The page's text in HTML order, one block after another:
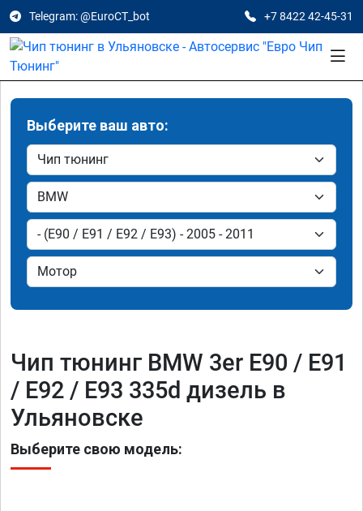
Telegram: @EuroCT_bot +7 8422 42-45-31
Выберите ваш авто:
Чип тюнинг BMW 3er E90 / E91
/ E92 / E93 335d дизель в
Ульяновске
Выберите свою модель: